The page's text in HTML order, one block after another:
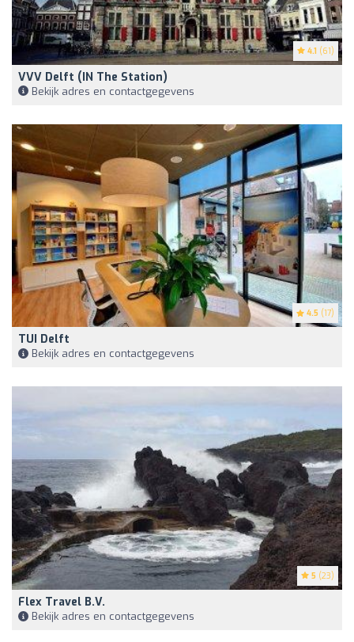
4.1 (61)
VVV Delft (IN The Station)
Bekijk adres en contactgegevens
4.5 (17)
TUI Delft
Bekijk adres en contactgegevens
5 (23)
Flex Travel B.V.
Bekijk adres en contactgegevens